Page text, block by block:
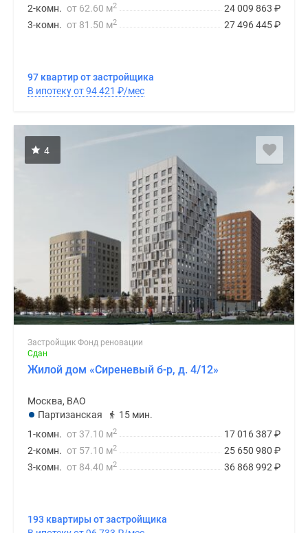
24 009 863 ₽
2-комн. от 62.60 м2
27 496 445₽
3-комн. от 81.50 м2
97 квартир от застройщика
В ипотеку от 94 421 ₽/мес
4
Застройщик Фонд реновации
Сдан
Жилой дом «Сиреневый б-р, д. 4/12»
Москва, ВАО
Партизанская
15 мин.
17 016 387₽
1-комн. от 37.10 м2
25 650 980 ₽
2-комн. от 57.10 м2
36 868 992 ₽
3-комн. от 84.40 м2
193 квартиры от застройщика